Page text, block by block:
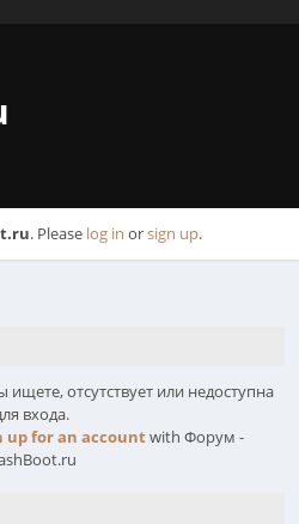
. Please log in orsign up.
отсутствует или недоступна
входа.
up for an accountwith Форум -